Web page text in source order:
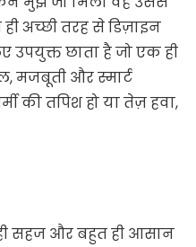
अच्छी तरह से डिज़ाइन
उपयुक्त छाता है जो एक ही
मजबूती और स्मार्ट
की तपिश हो या तेज़ हवा,
सहज और बहुत ही आसान